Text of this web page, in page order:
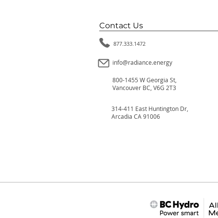
Contact Us
877.333.1472
info@radiance.energy
800-1455 W Georgia St,
Vancouver BC, V6G 2T3
314-411 East Huntington Dr,
Arcadia CA 91006